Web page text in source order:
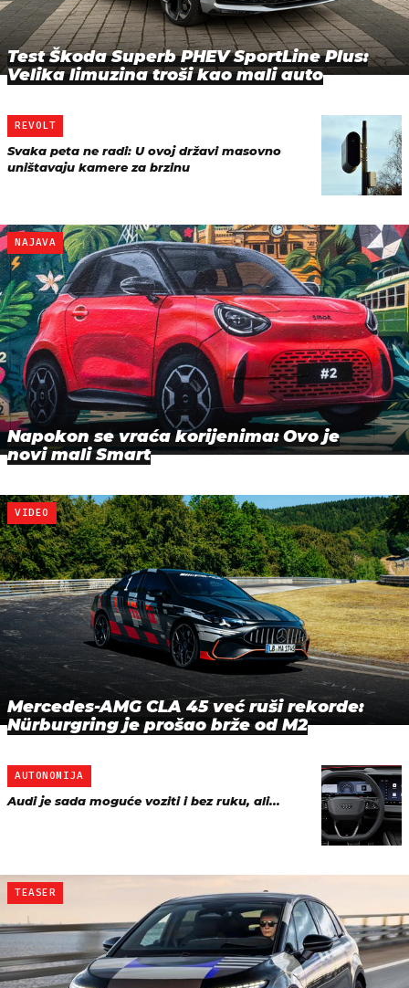
Test Škoda Superb PHEV SportLine Plus:
Velika limuzina troši kao mali auto
REVOLT
Svaka peta ne radi: U ovoj državi masovno
uništavaju kamere za brzinu
NAJAVA
Napokon se vraća korijenima: Ovo je
novi mali Smart
VIDEO
Mercedes-AMG CLA 45 već ruši rekorde:
Nürburgring je prošao brže od M2
AUTONOMIJA
Audi je sada moguće voziti i bez ruku, ali...
TEASER